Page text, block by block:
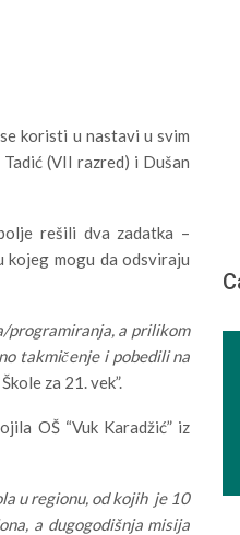
koristi u nastavi u svim
(VII razred) i Dušan
rešili dva zadatka –
kojeg mogu da odsviraju
programiranja, a prilikom
takmičenje i pobedili na
za 21. vek”.
OŠ “Vuk Karadžić” iz
u regionu, od kojih je 10
a dugogodišnja misija